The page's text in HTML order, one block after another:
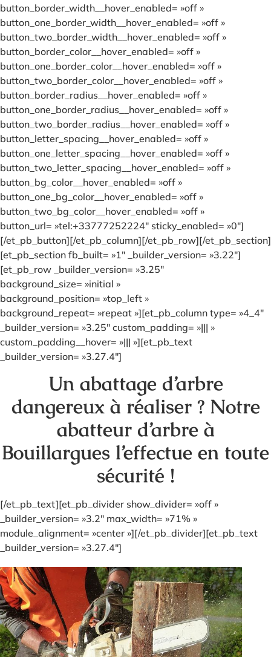
button_border_width__hover_enabled= »off »
button_one_border_width__hover_enabled= »off »
button_two_border_width__hover_enabled= »off »
button_border_color__hover_enabled= »off »
button_one_border_color__hover_enabled= »off »
button_two_border_color__hover_enabled= »off »
button_border_radius__hover_enabled= »off »
button_one_border_radius__hover_enabled= »off »
button_two_border_radius__hover_enabled= »off »
button_letter_spacing__hover_enabled= »off »
button_one_letter_spacing__hover_enabled= »off »
button_two_letter_spacing__hover_enabled= »off »
button_bg_color__hover_enabled= »off »
button_one_bg_color__hover_enabled= »off »
button_two_bg_color__hover_enabled= »off »
button_url= »tel:+33777252224″ sticky_enabled= »0″]
[/et_pb_button][/et_pb_column][/et_pb_row][/et_pb_section]
[et_pb_section fb_built= »1″ _builder_version= »3.22″]
[et_pb_row _builder_version= »3.25″
background_size= »initial »
background_position= »top_left »
background_repeat= »repeat »][et_pb_column type= »4_4″
_builder_version= »3.25″ custom_padding= »||| »
custom_padding__hover= »||| »][et_pb_text
_builder_version= »3.27.4″]
Un abattage d’arbre
dangereux à réaliser ? Notre
abatteur d’arbre à
Bouillargues l’effectue en toute
sécurité !
[/et_pb_text][et_pb_divider show_divider= »off »
_builder_version= »3.2″ max_width= »71% »
module_alignment= »center »][/et_pb_divider][et_pb_text
_builder_version= »3.27.4″]